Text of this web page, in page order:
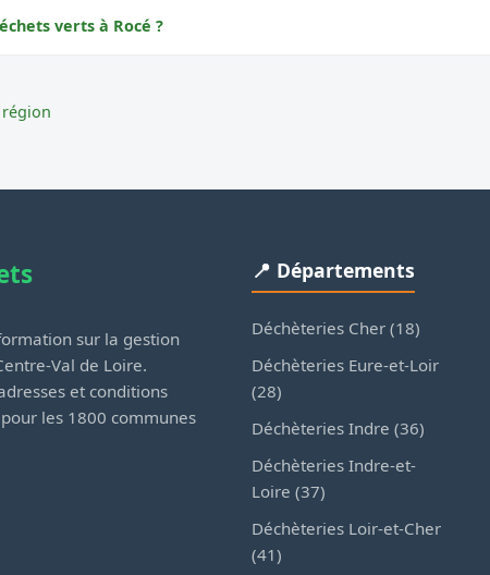
verts à Rocé ?
sur la gestion
Val de Loire.
et conditions
les 1800 communes
📍 Départements
Déchèteries Cher (18)
Déchèteries Eure-et-Loir
(28)
Déchèteries Indre (36)
Déchèteries Indre-et-
Loire (37)
Déchèteries Loir-et-Cher
(41)